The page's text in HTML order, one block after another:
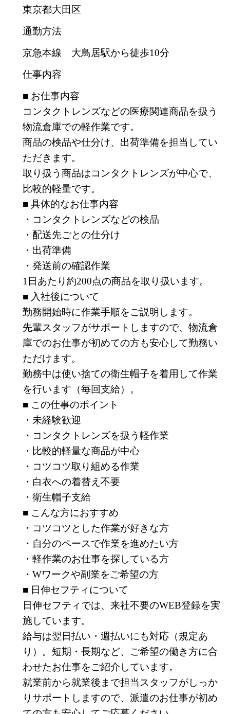
東京都大田区
通勤方法
京急本線 大鳥居駅から徒歩10分
仕事内容
■ お仕事内容
コンタクトレンズなどの医療関連商品を扱う
物流倉庫での軽作業です。
商品の検品や仕分け、出荷準備を担当してい
ただきます。
取り扱う商品はコンタクトレンズが中心で、
比較的軽量です。
■ 具体的なお仕事内容
・コンタクトレンズなどの検品
・配送先ごとの仕分け
・出荷準備
・発送前の確認作業
1日あたり約200点の商品を取り扱います。
■ 入社後について
勤務開始時に作業手順をご説明します。
先輩スタッフがサポートしますので、物流倉
庫でのお仕事が初めての方も安心して勤務い
ただけます。
勤務中は使い捨ての衛生帽子を着用して作業
を行います（毎回支給）。
■ この仕事のポイント
・未経験歓迎
・コンタクトレンズを扱う軽作業
・比較的軽量な商品が中心
・コツコツ取り組める作業
・白衣への着替え不要
・衛生帽子支給
■ こんな方におすすめ
・コツコツとした作業が好きな方
・自分のペースで作業を進めたい方
・軽作業のお仕事を探している方
・Wワークや副業をご希望の方
■ 日伸セフティについて
日伸セフティでは、来社不要のWEB登録を実
施しています。
給与は翌日払い・週払いにも対応（規定あ
り）。短期・長期など、ご希望の働き方に合
わせたお仕事をご紹介しています。
就業前から就業後まで担当スタッフがしっか
りサポートしますので、派遣のお仕事が初め